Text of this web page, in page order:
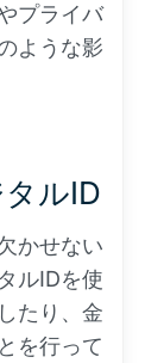
プライバ
ような影
ルID
かせない
ルIDを使
たり、金
を行って